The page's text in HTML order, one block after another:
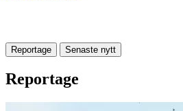
Reportage Senaste nytt
Reportage